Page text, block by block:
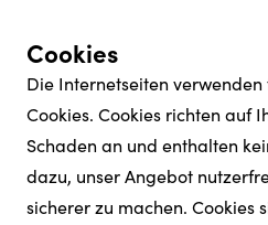
Cookies
Die Internetseiten
Cookies. Cookies richten auf
Schaden an und enthalten
dazu, unser Angebot
sicherer zu machen. Cookies